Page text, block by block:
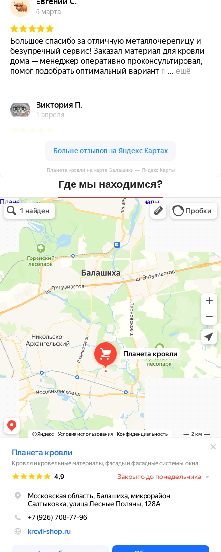
Планета кровли на карте Балашихи — Яндекс Карты
Где мы находимся?
Планета кровли
Кровля и кровельные материалы в Балашихе
Окна в Балашихе